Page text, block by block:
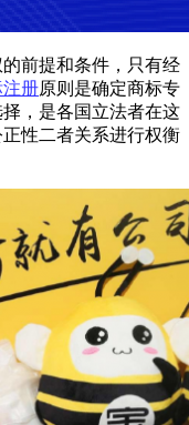
前提和条件，只有经
册原则是确定商标专
，是各国立法者在这
性二者关系进行权衡